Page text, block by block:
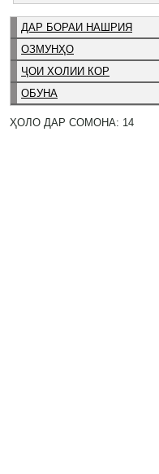
ДАР БОРАИ НАШРИЯ
ОЗМУНҲО
ҶОИ ХОЛИИ КОР
ОБУНА
ҲОЛО ДАР СОМОНА: 14